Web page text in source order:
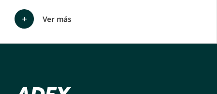
Ver más